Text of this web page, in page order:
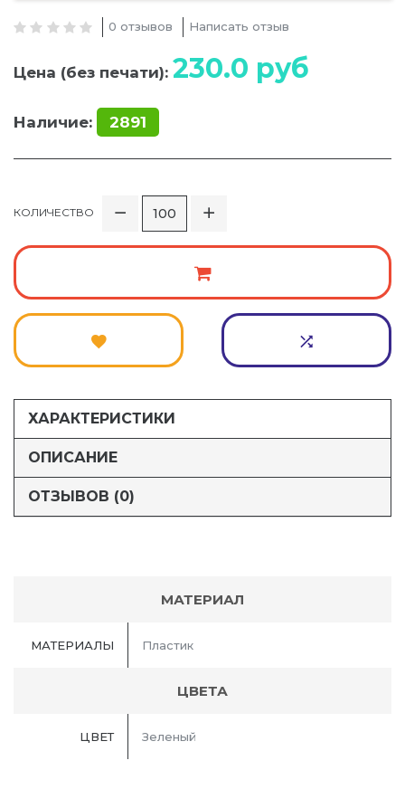
0 отзывов Написать отзыв
Цена (без печати): 230.0 руб
Наличие: 2891
КОЛИЧЕСТВО
ХАРАКТЕРИСТИКИ
ОПИСАНИЕ
ОТЗЫВОВ (0)
МАТЕРИАЛ
МАТЕРИАЛЫ Пластик
ЦВЕТА
ЦВЕТ Зеленый